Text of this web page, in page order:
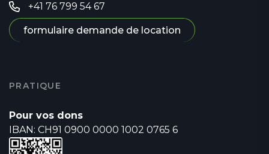
+41 76 799 54 67
formulaire demande de location
PRATIQUE
Pour vos dons
IBAN: CH91 0900 0000 1002 0765 6